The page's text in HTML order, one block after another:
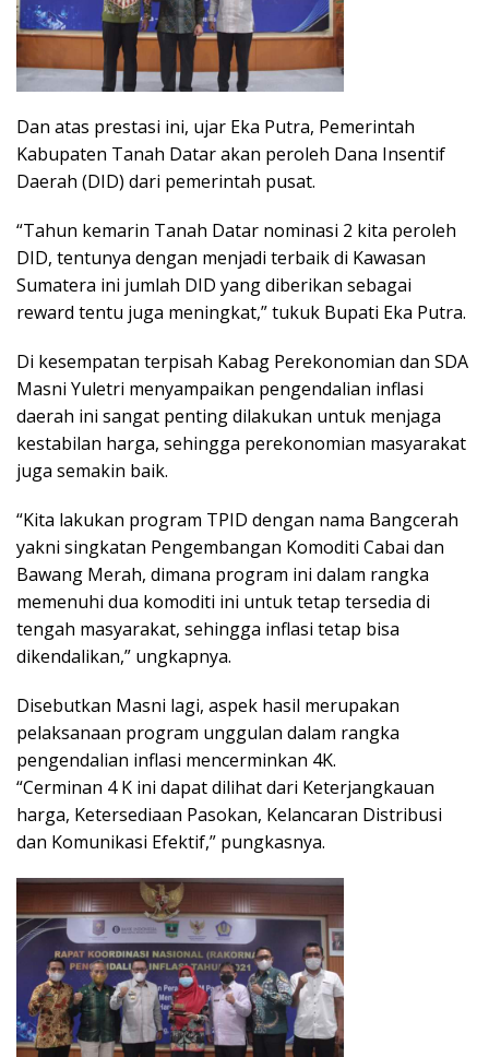
Dan atas prestasi ini, ujar Eka Putra, Pemerintah
Kabupaten Tanah Datar akan peroleh Dana Insentif
Daerah (DID) dari pemerintah pusat.
“Tahun kemarin Tanah Datar nominasi 2 kita peroleh
DID, tentunya dengan menjadi terbaik di Kawasan
Sumatera ini jumlah DID yang diberikan sebagai
reward tentu juga meningkat,” tukuk Bupati Eka Putra.
Di kesempatan terpisah Kabag Perekonomian dan SDA
Masni Yuletri menyampaikan pengendalian inflasi
daerah ini sangat penting dilakukan untuk menjaga
kestabilan harga, sehingga perekonomian masyarakat
juga semakin baik.
“Kita lakukan program TPID dengan nama Bangcerah
yakni singkatan Pengembangan Komoditi Cabai dan
Bawang Merah, dimana program ini dalam rangka
memenuhi dua komoditi ini untuk tetap tersedia di
tengah masyarakat, sehingga inflasi tetap bisa
dikendalikan,” ungkapnya.
Disebutkan Masni lagi, aspek hasil merupakan
pelaksanaan program unggulan dalam rangka
pengendalian inflasi mencerminkan 4K.
“Cerminan 4 K ini dapat dilihat dari Keterjangkauan
harga, Ketersediaan Pasokan, Kelancaran Distribusi
dan Komunikasi Efektif,” pungkasnya.